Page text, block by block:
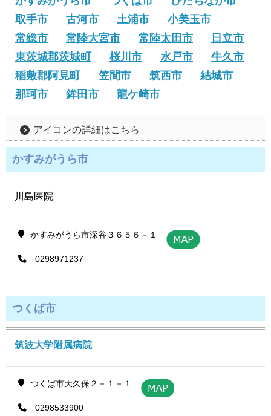
取手市
古河市 土浦市
小美玉市
常総市
常陸大宮市 常陸太田市
日立市
東茨城郡茨城町
桜川市 水戸市
牛久市
稲敷郡阿見町
笠間市 筑西市
結城市
那珂市
鉾田市 龍ケ崎市
アイコンの詳細はこちら
かすみがうら市
川島医院
かすみがうら市深谷３６５６－１
0298971237
つくば市
筑波大学附属病院
つくば市天久保２－１－１
0298533900